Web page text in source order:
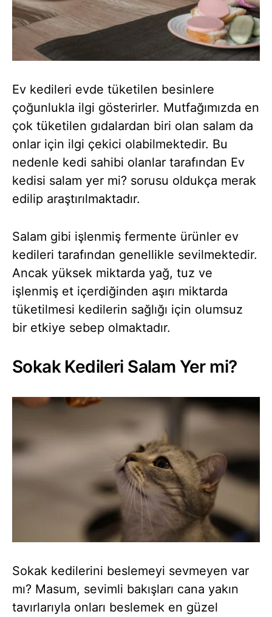
Ev kedileri evde tüketilen besinlere
çoğunlukla ilgi gösterirler. Mutfağımızda en
çok tüketilen gıdalardan biri olan salam da
onlar için ilgi çekici olabilmektedir. Bu
nedenle kedi sahibi olanlar tarafından Ev
kedisi salam yer mi? sorusu oldukça merak
edilip araştırılmaktadır.
Salam gibi işlenmiş fermente ürünler ev
kedileri tarafından genellikle sevilmektedir.
Ancak yüksek miktarda yağ, tuz ve
işlenmiş et içerdiğinden aşırı miktarda
tüketilmesi kedilerin sağlığı için olumsuz
bir etkiye sebep olmaktadır.
Sokak Kedileri Salam Yer mi?
Sokak kedilerini beslemeyi sevmeyen var
mı? Masum, sevimli bakışları cana yakın
tavırlarıyla onları beslemek en güzel